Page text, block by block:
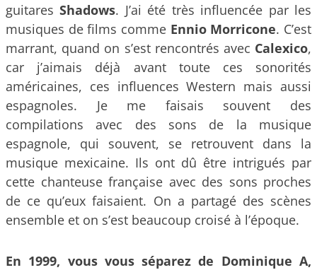
guitaresShadows. J’ai été très influencée par les
musiques de films comme Ennio Morricone. C’est
marrant, quand on s’est rencontrés avec Calexico,
car j’aimais déjà avant toute ces sonorités
américaines, ces influences Western mais aussi
espagnoles. Je me faisais souvent des
compilations avec des sons de la musique
espagnole, qui souvent, se retrouvent dans la
musique mexicaine. Ils ont dû être intrigués par
cette chanteuse française avec des sons proches
de ce qu’eux faisaient. On a partagé des scènes
ensemble et on s’est beaucoup croisé à l’époque.
En 1999, vous vous séparez de Dominique A,